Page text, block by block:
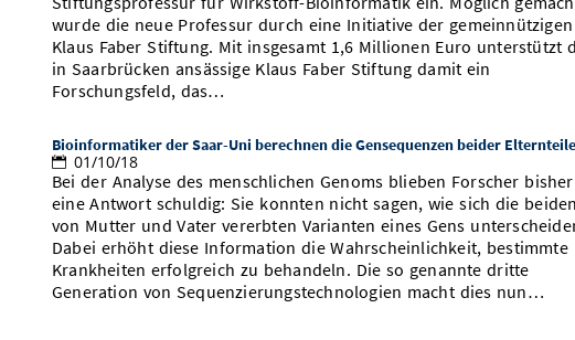
wurde die neue Professur durch eine Initiative der gemeinnützigen
Klaus Faber Stiftung. Mit insgesamt 1,6 Millionen Euro unterstützt
in Saarbrücken ansässige Klaus Faber Stiftung damit ein
Forschungsfeld, das…
Bioinformatiker der Saar-Uni berechnen die Gensequenzen beider Elternteile
01/10/18
Bei der Analyse des menschlichen Genoms blieben Forscher bisher
eine Antwort schuldig: Sie konnten nicht sagen, wie sich die beiden
von Mutter und Vater vererbten Varianten eines Gens
Dabei erhöht diese Information die Wahrscheinlichkeit, bestimmte
Krankheiten erfolgreich zu behandeln. Die so genannte dritte
Generation von Sequenzierungstechnologien macht dies nun…